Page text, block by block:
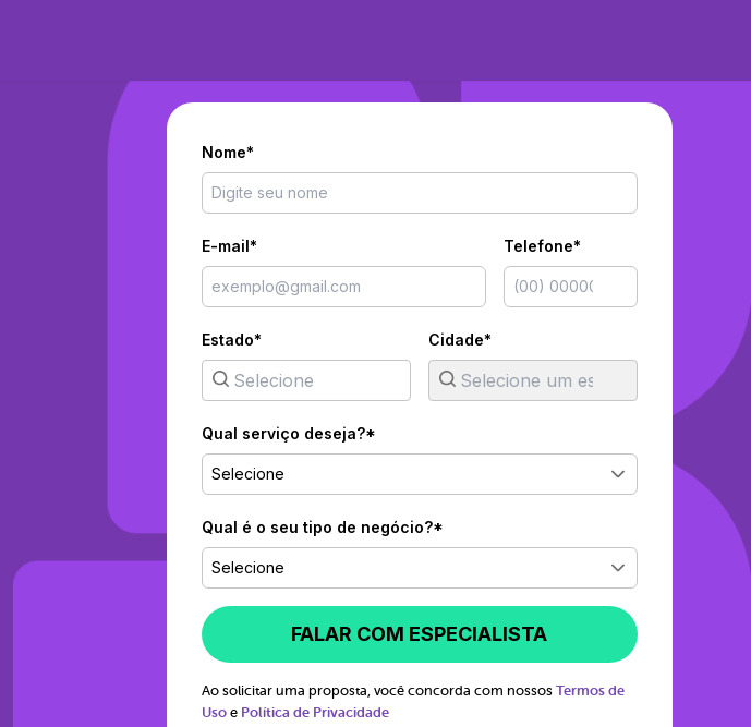
Nome*
E-mail* Telefone*
Estado* Cidade*
Qual serviço deseja?*
Selecione
Qual é o seu tipo de negócio?*
Selecione
FALAR COM ESPECIALISTA
Ao solicitar uma proposta, você concorda com nossos Termos de
Uso e Política de Privacidade